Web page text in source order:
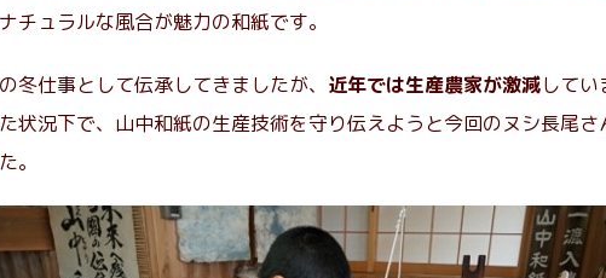
チュラルな風合が魅力の和紙です。
冬仕事として伝承してきましたが、 近年では生産農家が激減して
状況下で、山中和紙の生産技術を守り伝えようと今回のヌシ長尾さ
。